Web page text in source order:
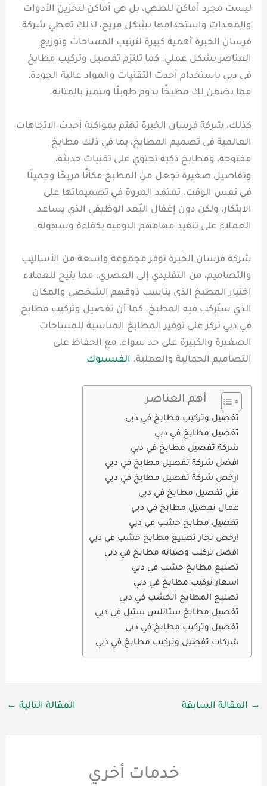
ليست مجرد أماكن للطهي، بل هي أماكن لتخزين الأدوات
والمعدات واستخدامها بشكل مريح، لذلك تعطي شركة
فرسان الخبرة أهمية كبيرة لترتيب المساحات وتوزيع
العناصر بشكل عملي. كما تلتزم تفصيل وتركيب مطابخ
في دبي باستخدام أحدث التقنيات والمواد عالية الجودة،
مما يضمن لك مطبخًا يدوم طويلًا ويتميز بالمتانة.
كذلك، شركة فرسان الخبرة تهتم بمواكبة أحدث الاتجاهات
العالمية في تصميم المطابخ، بما في ذلك مطابخ
مفتوحة، ومطابخ ذكية تحتوي على تقنيات حديثة،
وتفاصيل صغيرة تجعل من المطبخ مكانًا مريحًا وجميلًا
في نفس الوقت. تعتمد المروة في تصميماتها على
الابتكار، ولكن دون إغفال البُعد الوظيفي الذي يساعد
العملاء على تنفيذ مهامهم اليومية بكفاءة وسهولة.
شركة فرسان الخبرة توفر مجموعة واسعة من الأساليب
والتصاميم، من التقليدي إلى العصري، مما يتيح للعملاء
اختيار المطبخ الذي يناسب ذوقهم الشخصي والمكان
الذي سيُركب فيه المطبخ. كما أن تفصيل وتركيب مطابخ
في دبي تركز على توفير المطابخ المناسبة للمساحات
الصغيرة والكبيرة على حد سواء، مع الحفاظ على
التصاميم الجمالية والعملية. الفيسبوك
أهم العناصر
تفصيل وتركيب مطابخ في دبي
تفصيل مطابخ في دبي
شركة تفصيل مطابخ في دبي
افضل شركة تفصيل مطابخ في دبي
ارخص شركة تفصيل مطابخ في دبي
فني تفصيل مطابخ في دبي
عمال تفصيل مطابخ في دبي
تفصيل مطابخ خشب في دبي
ارخص نجار تصنيع مطابخ خشب في دبي
افضل تركيب وصيانة مطابخ في دبي
تصنيع مطابخ خشب في دبي
اسعار تركيب مطابخ في دبي
تصليح المطابخ الخشب في دبي
تفصيل مطابخ ستانلس ستيل في دبي
تفصيل وتركيب مطابخ في دبي
شركات تفصيل وتركيب مطابخ في دبي
→ المقالة السابقة المقالة التالية ←
خدمات أخري